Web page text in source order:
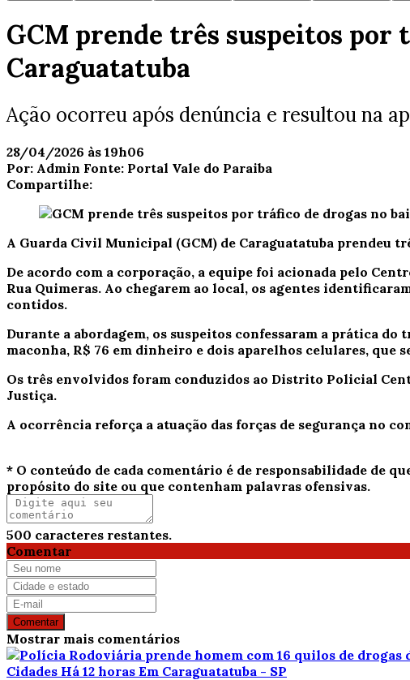
GCM prende três suspeitos por
Caraguatatuba
Ação ocorreu após denúncia e resultou na
28/04/2026 às 19h06
Por: Admin Fonte: Portal Vale do Paraiba
Compartilhe:
A Guarda Civil Municipal (GCM) de Caraguatatuba prendeu
De acordo com a corporação, a equipe foi acionada pelo
Rua Quimeras. Ao chegarem ao local, os agentes
contidos.
Durante a abordagem, os suspeitos confessaram a prática
maconha, R$ 76 em dinheiro e dois aparelhos celulares, que
Os três envolvidos foram conduzidos ao Distrito Policial
Justiça.
A ocorrência reforça a atuação das forças de segurança no
* O conteúdo de cada comentário é de responsabilidade de
propósito do site ou que contenham palavras ofensivas.
500 caracteres restantes.
Comentar
Comentar
Mostrar mais comentários
Cidades Há 12 horas Em Caraguatatuba - SP